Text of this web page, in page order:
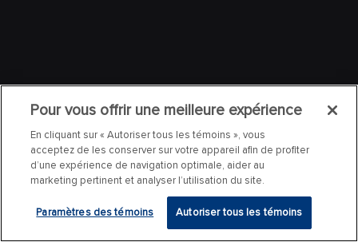
Pour vous offrir une meilleure expérience
En cliquant sur « Autoriser tous les témoins », vous
acceptez de les conserver sur votre appareil afin de profiter
d’une expérience de navigation optimale, aider au
marketing pertinent et analyser l’utilisation du site.
Paramètres des témoins Autoriser tous les témoins